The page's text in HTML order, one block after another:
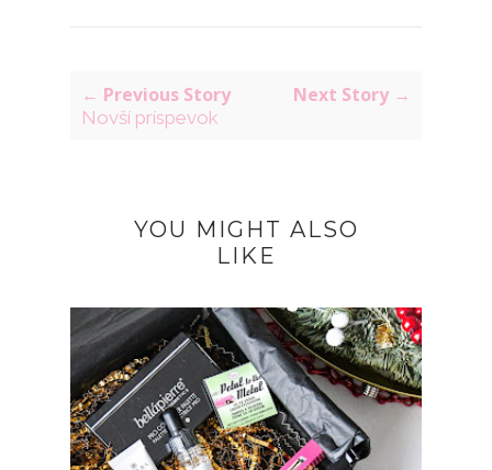
← Previous Story
Novší príspevok
Next Story →
YOU MIGHT ALSO
LIKE